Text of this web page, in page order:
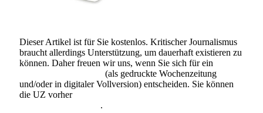
Dieser Artikel ist für Sie kostenlos. Kritischer Journalismus
braucht allerdings Unterstützung, um dauerhaft existieren zu
können. Daher freuen wir uns, wenn Sie sich für ein
(als gedruckte Wochenzeitung
und/oder in digitaler Vollversion) entscheiden. Sie können
die UZ vorher
.